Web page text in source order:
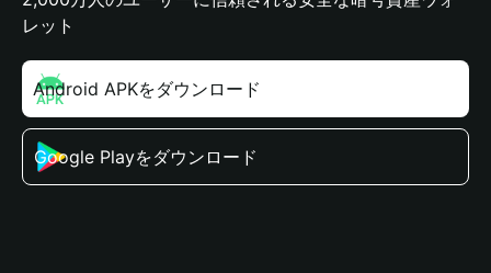
レット
Android APKをダウンロード
Google Playをダウンロード